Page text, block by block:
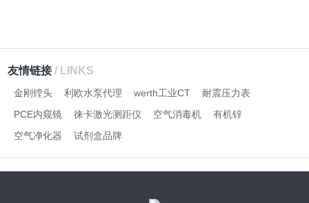
友情链接/ LINKS
金刚镗头 利欧水泵代理 werth工业CT
耐震压力表
PCE内窥镜
徕卡激光测距仪 空气消毒机
有机锌
空气净化器
试剂盒品牌